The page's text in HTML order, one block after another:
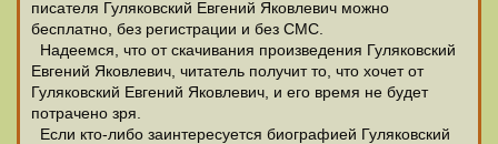
писателя Гуляковский Евгений Яковлевич можно
бесплатно, без регистрации и без СМС.
Надеемся, что от скачивания произведения Гуляковский
Евгений Яковлевич, читатель получит то, что хочет от
Гуляковский Евгений Яковлевич, и его время не будет
потрачено зря.
Если кто-либо заинтересуется биографией Гуляковский